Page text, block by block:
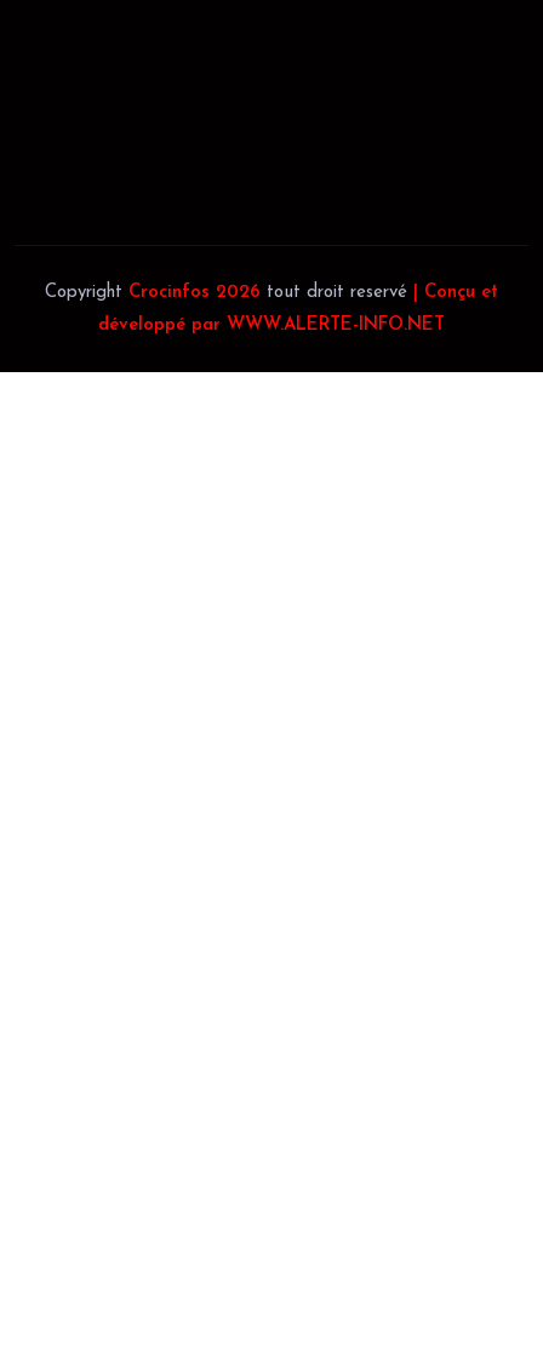
Copyright Crocinfos 2026 tout droit reservé
| Conçu et
développé par WWW.ALERTE-INFO.NET